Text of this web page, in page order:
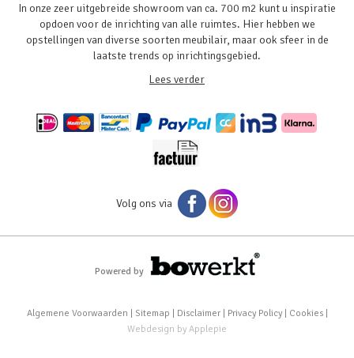
In onze zeer uitgebreide showroom van ca. 700 m2 kunt u inspiratie
opdoen voor de inrichting van alle ruimtes. Hier hebben we
opstellingen van diverse soorten meubilair, maar ook sfeer in de
laatste trends op inrichtingsgebied.
Lees verder
Volg ons via
Powered by
Algemene Voorwaarden | Sitemap | Disclaimer| Privacy Policy| Cookies|
Webdesign by Applepie